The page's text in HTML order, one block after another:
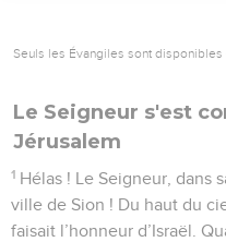
Seuls les Évangiles sont disponibles
Le Seigneur s'est
Jérusalem
1 Hélas ! Le Seigneur, dans
ville de Sion ! Du haut du
faisait l’honneur d’Israël.